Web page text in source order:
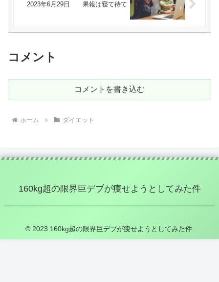
2023年6月29日 果報は寝て待て
コメント
コメントを書き込む
ホーム ダイエット
160kg超の限界巨デブが痩せようとしてみた件
© 2023 160kg超の限界巨デブが痩せようとしてみた件.